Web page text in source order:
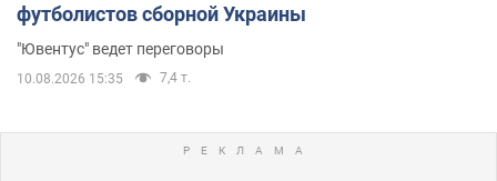
футболистов сборной Украины
"Ювентус" ведет переговоры
10.08.2026 15:35 7,4 т.